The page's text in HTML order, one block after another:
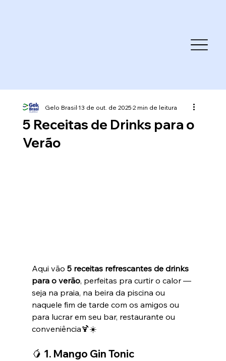
5 Receitas de Drinks para o
Verão
Gelo Brasil13 de out. de 20252 min de leitura
Aqui vão 5 receitas refrescantes de drinks
para o verão, perfeitas pra curtir o calor —
seja na praia, na beira da piscina ou
naquele fim de tarde com os amigos ou
para lucrar em seu bar, restaurante ou
conveniência🍹☀️
🥭 1. Mango Gin Tonic